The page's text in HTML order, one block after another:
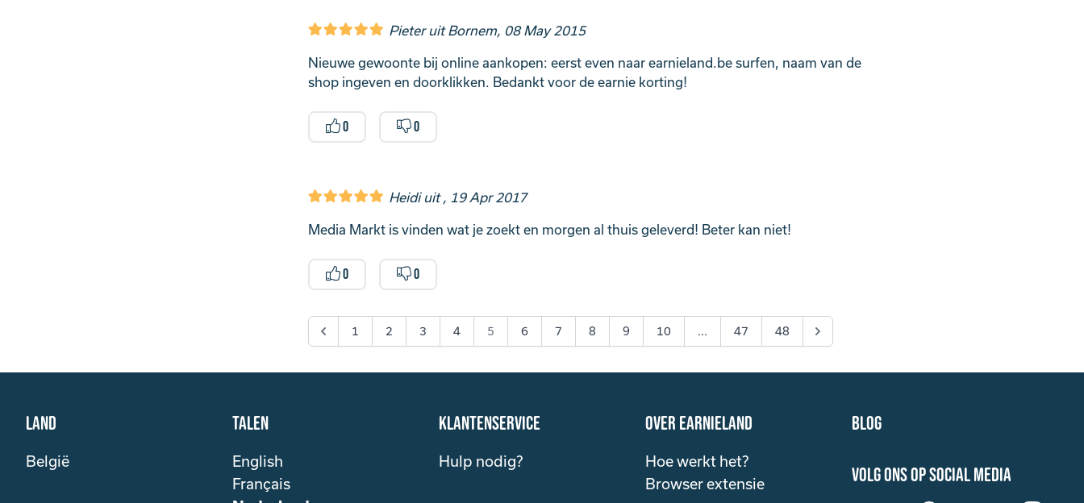
Pieter uit Bornem, 08 May 2015
Nieuwe gewoonte bij online aankopen: eerst even naar earnieland.be surfen, naam van de
shop ingeven en doorklikken. Bedankt voor de earnie korting!
0 0
Heidi uit , 19 Apr 2017
Media Markt is vinden wat je zoekt en morgen al thuis geleverd! Beter kan niet!
0 0
1 2 3 4 5 6 7 8 9 10 ... 47 48
Land
België
Talen
English
Français
klantenservice
Hulp nodig?
over Earnieland
Hoe werkt het?
Browser extensie
Blog
volg ons op social media